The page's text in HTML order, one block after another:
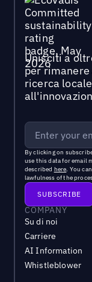
Unisciti a
per
ricerca
By clicking on
use this data for email
described here. You
lawfulness of the
COMPANY
Su di noi
Carriere
AI Information
Whistleblower